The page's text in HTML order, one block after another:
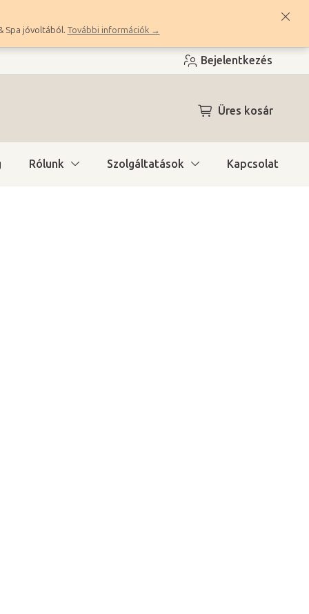
Spa jóvoltából. További információk →
Bejelentkezés
KOSÁR
Üres kosár
Rólunk Szolgáltatások Kapcsolat